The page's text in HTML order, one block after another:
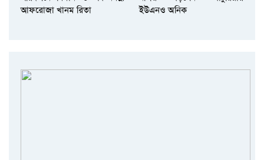
আফরোজা খানম রিতা
ইউএনও অনিক